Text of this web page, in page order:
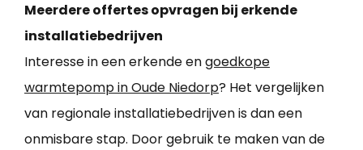
Meerdere offertes opvragen bij erkende
installatiebedrijven
Interesse in een erkende engoedkope
warmtepomp in Oude Niedorp? Het vergelijken
van regionale installatiebedrijven is dan een
onmisbare stap. Door gebruik te maken van de